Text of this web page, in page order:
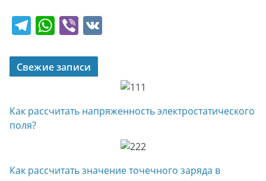
T
e
gr
m
W
at
s
p
Vi
er
Свежие записи
Как рассчитать напряженность электростатического
поля?
Как рассчитать значение точечного заряда в